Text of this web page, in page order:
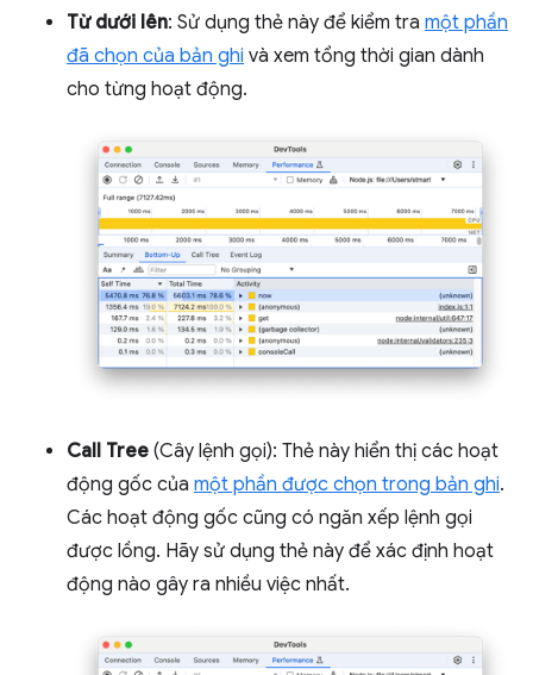
Từ dưới lên: Sử dụng thẻ này để kiểm tra một phần
đã chọn của bản ghi và xem tổng thời gian dành
cho từng hoạt động.
Call Tree (Cây lệnh gọi): Thẻ này hiển thị các hoạt
động gốc của một phần được chọn trong bản ghi.
Các hoạt động gốc cũng có ngăn xếp lệnh gọi
được lồng. Hãy sử dụng thẻ này để xác định hoạt
động nào gây ra nhiều việc nhất.